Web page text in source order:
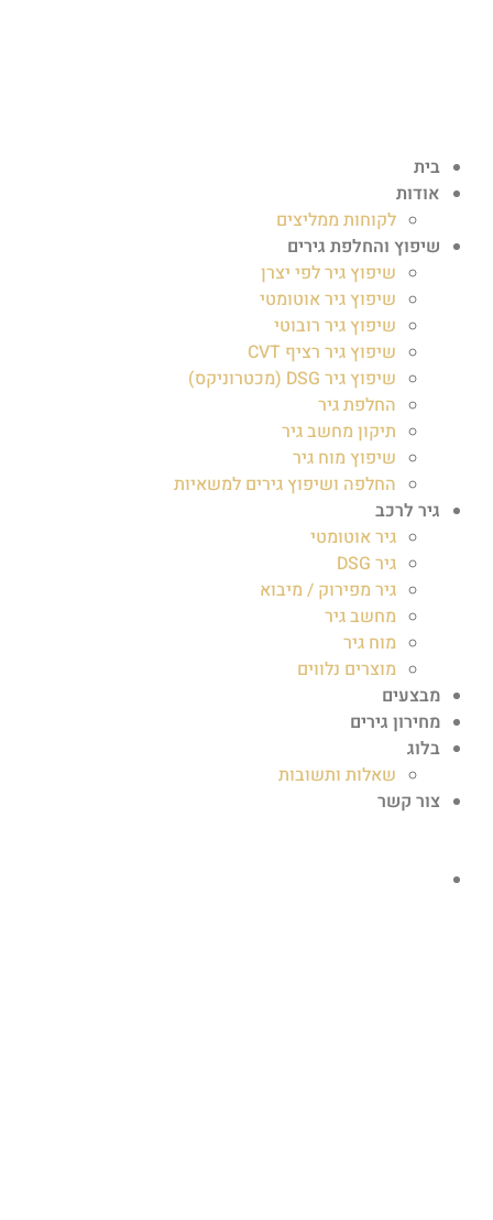
בית
אודות
לקוחות ממליצים
שיפוץ והחלפת גירים
שיפוץ גיר לפי יצרן
שיפוץ גיר אוטומטי
שיפוץ גיר רובוטי
שיפוץ גיר רציף CVT
שיפוץ גיר DSG (מכטרוניקס)
החלפת גיר
תיקון מחשב גיר
שיפוץ מוח גיר
החלפה ושיפוץ גירים למשאיות
גיר לרכב
גיר אוטומטי
גיר DSG
גיר מפירוק / מיבוא
מחשב גיר
מוח גיר
מוצרים נלווים
מבצעים
מחירון גירים
בלוג
שאלות ותשובות
צור קשר